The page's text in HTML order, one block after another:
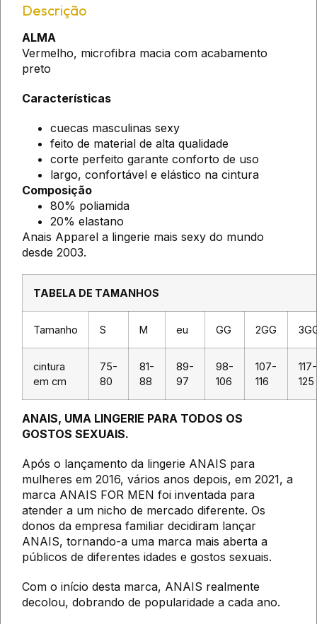
Descrição
ALMA
Vermelho, microfibra macia com acabamento
preto
Características
cuecas masculinas sexy
feito de material de alta qualidade
corte perfeito garante conforto de uso
largo, confortável e elástico na cintura
Composição
80% poliamida
20% elastano
Anais Apparel a lingerie mais sexy do mundo
desde 2003.
TABELA DE TAMANHOS
Tamanho S M eu GG 2GG
cintura
em cm
75-
80
81-
88
89-
97
98-
106
107-
116
117-
125
ANAIS, UMA LINGERIE PARA TODOS OS
GOSTOS SEXUAIS.
Após o lançamento da lingerie ANAIS para
mulheres em 2016, vários anos depois, em 2021, a
marca ANAIS FOR MEN foi inventada para
atender a um nicho de mercado diferente. Os
donos da empresa familiar decidiram lançar
ANAIS, tornando-a uma marca mais aberta a
públicos de diferentes idades e gostos sexuais.
Com o início desta marca, ANAIS realmente
decolou, dobrando de popularidade a cada ano.